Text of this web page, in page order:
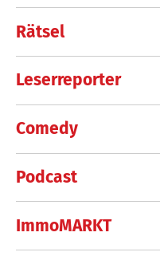
Rätsel
Leserreporter
Comedy
Podcast
ImmoMARKT